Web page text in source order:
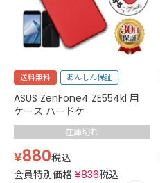
送料無料 あんしん保証
ASUS ZenFone4 ZE554kl 用
ケース ハードケ
在庫切れ
¥880税込
会員特別価格 ¥836税込